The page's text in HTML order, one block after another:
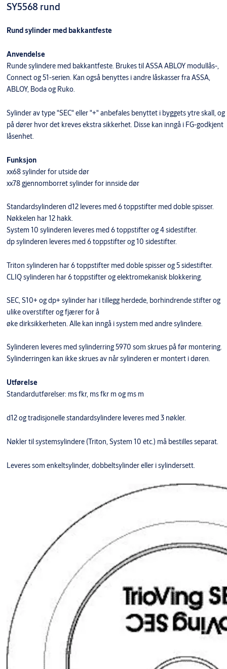
SY5568 rund
Rund sylinder med bakkantfeste
Anvendelse
Runde sylindere med bakkantfeste. Brukes til ASSA ABLOY modullås-,
Connect og 51-serien. Kan også benyttes i andre låskasser fra ASSA,
ABLOY, Boda og Ruko.
Sylinder av type "SEC" eller "+" anbefales benyttet i byggets ytre skall, og
på dører hvor det kreves ekstra sikkerhet. Disse kan inngå i FG-godkjent
låsenhet.
Funksjon
xx68 sylinder for utside dør
xx78 gjennomborret sylinder for innside dør
Standardsylinderen d12 leveres med 6 toppstifter med doble spisser.
Nøkkelen har 12 hakk.
System 10 sylinderen leveres med 6 toppstifter og 4 sidestifter.
dp sylinderen leveres med 6 toppstifter og 10 sidestifter.
Triton sylinderen har 6 toppstifter med doble spisser og 5 sidestifter.
CLIQ sylinderen har 6 toppstifter og elektromekanisk blokkering.
SEC, S10+ og dp+ sylinder har i tillegg herdede, borhindrende stifter og
ulike overstifter og fjærer for å
øke dirksikkerheten. Alle kan inngå i system med andre sylindere.
Sylinderen leveres med sylinderring 5970 som skrues på før montering.
Sylinderringen kan ikke skrues av når sylinderen er montert i døren.
Utførelse
Standardutførelser: ms fkr, ms fkr m og ms m
d12 og tradisjonelle standardsylindere leveres med 3 nøkler.
Nøkler til systemsylindere (Triton, System 10 etc.) må bestilles separat.
Leveres som enkeltsylinder, dobbeltsylinder eller i sylindersett.